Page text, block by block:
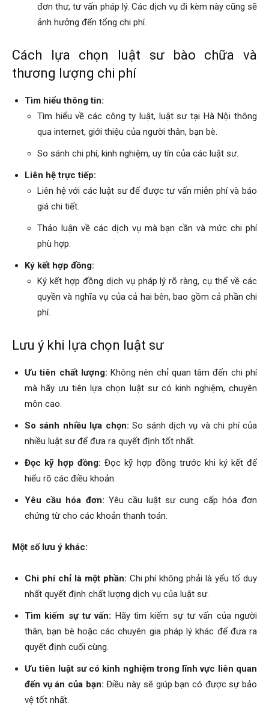
đơn thư, tư vấn pháp lý. Các dịch vụ đi kèm này cũng sẽ
ảnh hưởng đến tổng chi phí.
Cách lựa chọn luật sư bào chữa và
thương lượng chi phí
Tìm hiểu thông tin:
Tìm hiểu về các công ty luật, luật sư tại Hà Nội thông
qua internet, giới thiệu của người thân, bạn bè.
So sánh chi phí, kinh nghiệm, uy tín của các luật sư.
Liên hệ trực tiếp:
Liên hệ với các luật sư để được tư vấn miễn phí và báo
giá chi tiết.
Thảo luận về các dịch vụ mà bạn cần và mức chi phí
phù hợp.
Ký kết hợp đồng:
Ký kết hợp đồng dịch vụ pháp lý rõ ràng, cụ thể về các
quyền và nghĩa vụ của cả hai bên, bao gồm cả phần chi
phí.
Lưu ý khi lựa chọn luật sư
Ưu tiên chất lượng: Không nên chỉ quan tâm đến chi phí
mà hãy ưu tiên lựa chọn luật sư có kinh nghiệm, chuyên
môn cao.
So sánh nhiều lựa chọn: So sánh dịch vụ và chi phí của
nhiều luật sư để đưa ra quyết định tốt nhất.
Đọc kỹ hợp đồng: Đọc kỹ hợp đồng trước khi ký kết để
hiểu rõ các điều khoản.
Yêu cầu hóa đơn: Yêu cầu luật sư cung cấp hóa đơn
chứng từ cho các khoản thanh toán.
Một số lưu ý khác:
Chi phí chỉ là một phần: Chi phí không phải là yếu tố duy
nhất quyết định chất lượng dịch vụ của luật sư.
Tìm kiếm sự tư vấn: Hãy tìm kiếm sự tư vấn của người
thân, bạn bè hoặc các chuyên gia pháp lý khác để đưa ra
quyết định cuối cùng.
Ưu tiên luật sư có kinh nghiệm trong lĩnh vực liên quan
đến vụ án của bạn: Điều này sẽ giúp bạn có được sự bảo
vệ tốt nhất.